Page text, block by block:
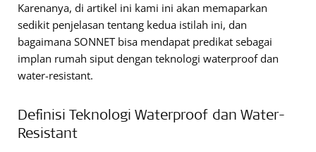
Karenanya, di artikel ini kami ini akan memaparkan
sedikit penjelasan tentang kedua istilah ini, dan
bagaimana SONNET bisa mendapat predikat sebagai
implan rumah siput dengan teknologi waterproof dan
water-resistant.
Definisi Teknologi Waterproof dan Water-
Resistant